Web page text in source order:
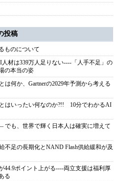
投稿
ものについて
材は339万人足りない----「人手不足」の
の本当の姿
何か、Gartnerの2029年予測から考える
はいったい何なのか?!! 10分でわかるAI
でも、世界で輝く日本人は確実に増えて
不足の長期化とNAND Flash供給緩和が及
44.9ポイント上がる----両立支援は福利厚
る